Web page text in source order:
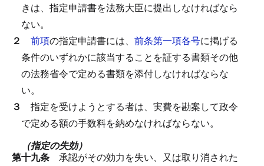
きは、指定申請書を法務大臣に提出しなければなら
ない。
２ 前項の指定申請書には、 前条第一項各号に掲げる
条件のいずれかに該当することを証する書類その他
の法務省令で定める書類を添付しなければならな
い。
３ 指定を受けようとする者は、実費を勘案して政令
で定める額の手数料を納めなければならない。
（指定の失効）
第十九条 承認がその効力を失い、又は取り消された